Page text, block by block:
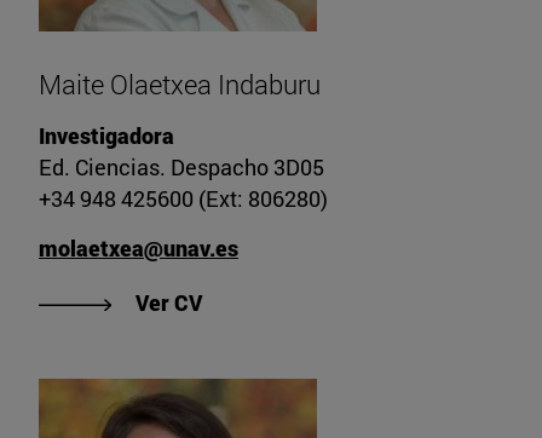
Maite Olaetxea Indaburu
Investigadora
Ed. Ciencias. Despacho 3D05
+34 948 425600 (Ext: 806280)
molaetxea@unav.es
Ver CV"Ver CV de Maite Olaetxea